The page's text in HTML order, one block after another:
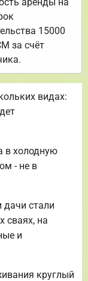
15000
за счёт
видах:
в холодную
- не в
стали
сваях, на
и
круглый